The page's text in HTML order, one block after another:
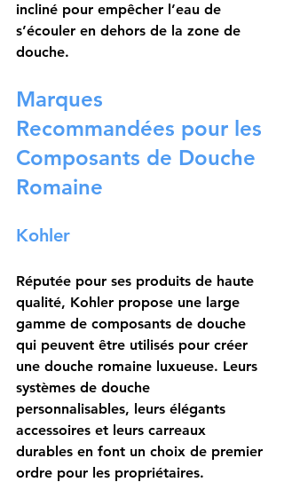
incliné pour empêcher l’eau de
s’écouler en dehors de la zone de
douche.
Marques
Recommandées pour les
Composants de Douche
Romaine
Kohler
Réputée pour ses produits de haute
qualité, Kohler propose une large
gamme de composants de douche
qui peuvent être utilisés pour créer
une douche romaine luxueuse. Leurs
systèmes de douche
personnalisables, leurs élégants
accessoires et leurs carreaux
durables en font un choix de premier
ordre pour les propriétaires.